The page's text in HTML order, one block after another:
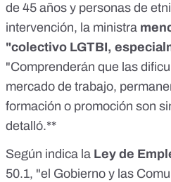
de 45 años y personas de
intervención, la ministra
"colectivo LGTBI,
"Comprenderán que las
mercado de trabajo,
formación o promoción son
detalló.**
Según indica la Ley de
50.1, "el Gobierno y las